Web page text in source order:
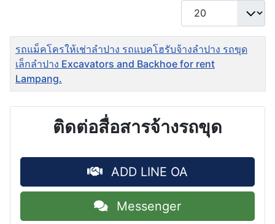
แสดง #
ชื่อ
รถแม็คโครให้เช่าลำปาง รถแบคโฮรับจ้างลำปาง รถขุด
เล็กลำปาง Excavators and Backhoe for rent
Lampang.
ติดต่อสื่อสารจ้างรถขุด
ADD LINE OA
Messenger